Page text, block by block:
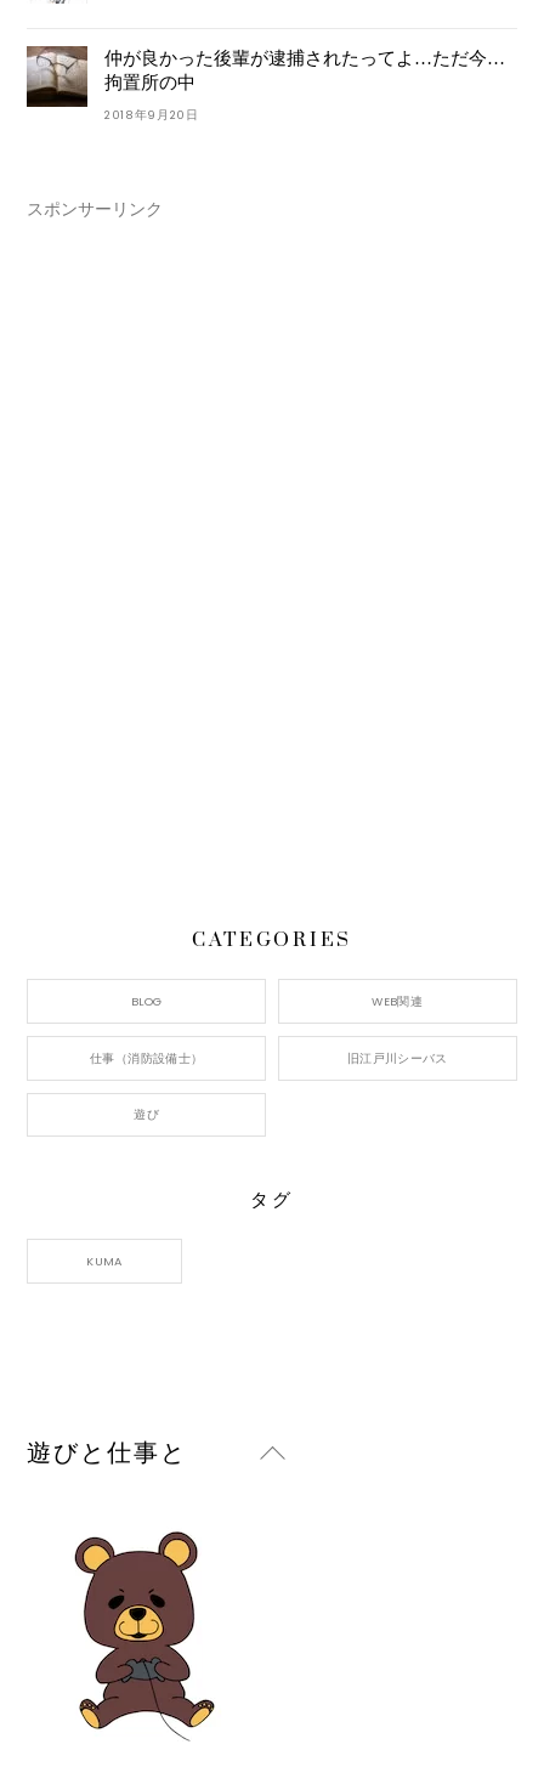
仲が良かった後輩が逮捕されたってよ…ただ今…
拘置所の中
2018年9月20日
スポンサーリンク
CATEGORIES
BLOG WEB関連
仕事（消防設備士） 旧江戸川シーバス
遊び
タグ
KUMA
Back
遊びと仕事と